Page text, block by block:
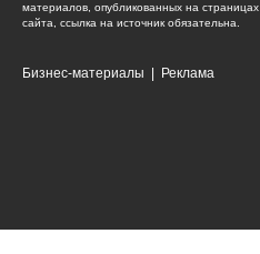
материалов, опубликованных на страницах
сайта, ссылка на источник обязательна.
Бизнес-материалы Реклама